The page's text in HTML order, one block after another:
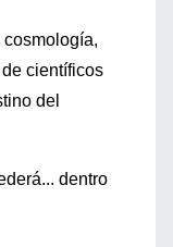
científicos
del
dentro